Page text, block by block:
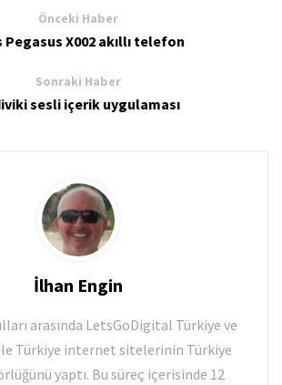
Önceki Haber
Pegasus X002 akıllı telefon
Sonraki Haber
sesli içerik uygulaması
İlhan Engin
arasında LetsGoDigital Türkiye ve
Türkiye internet sitelerinin Türkiye
yaptı. Bu süreç içerisinde 12